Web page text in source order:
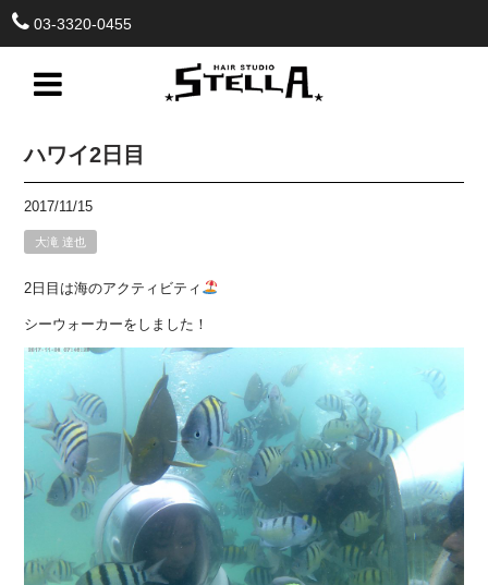
03-3320-0455
ハワイ2日目
2017/11/15
大滝 達也
2日目は海のアクティビティ
シーウォーカーをしました！